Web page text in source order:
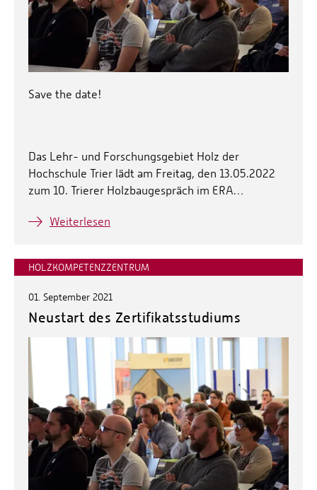
Save the date!
Das Lehr- und Forschungsgebiet Holz der
Hochschule Trier lädt am Freitag, den 13.05.2022
zum 10. Trierer Holzbaugespräch im ERA…
Weiterlesen
HOLZKOMPETENZZENTRUM
01. September 2021
Neustart des Zertifikatsstudiums